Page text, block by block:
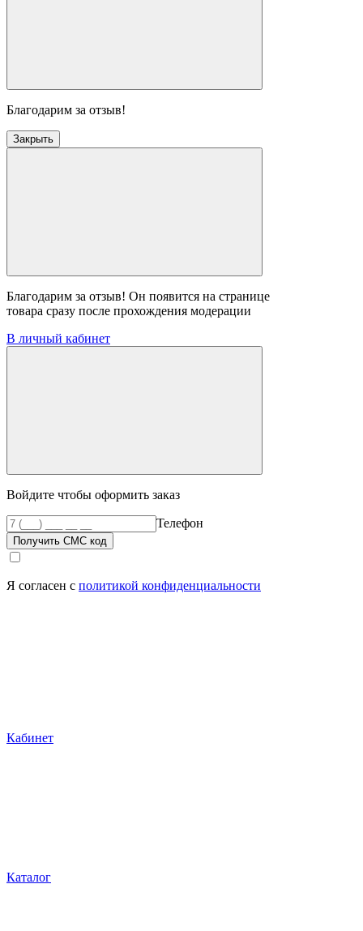
Благодарим за отзыв!
Закрыть
Благодарим за отзыв! Он появится на странице
товара сразу после прохождения модерации
В личный кабинет
Войдите чтобы оформить заказ
Телефон
Получить СМС код
Я согласен с политикой конфиденциальности
Кабинет
Каталог